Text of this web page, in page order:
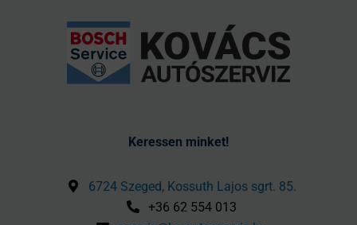
Keressen minket!
6724 Szeged, Kossuth Lajos sgrt. 85.
+36 62 554 013